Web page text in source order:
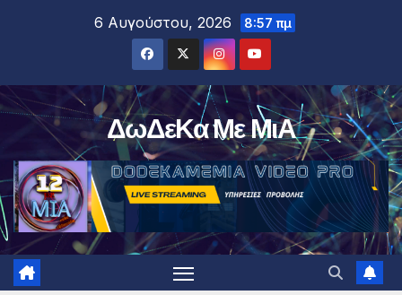
6 Αυγούστου, 2026 8:57 πμ
ΔωΔεΚα Με ΜιΑ